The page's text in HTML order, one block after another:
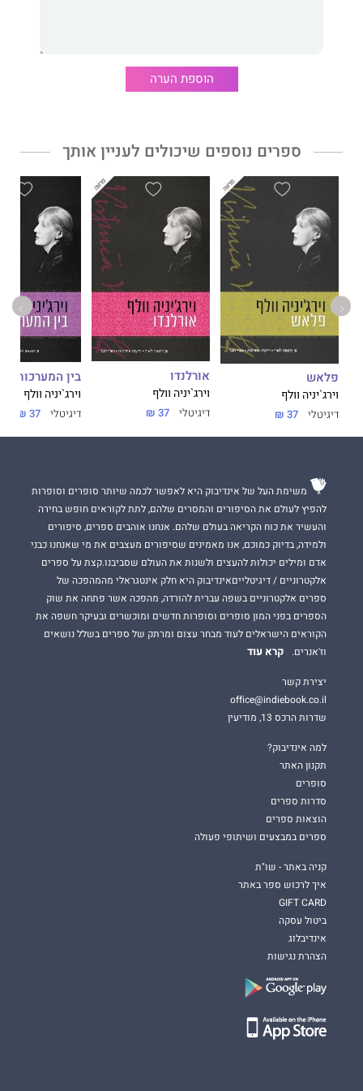
המאה העשרים."
מייקל קנינגהם , מחבר הספר
הוספת הערה
ספרים נוספים שיכולים לעניין אותך
פלאש
וירג`יניה וולף
דיגיטלי 37 ₪
אורלנדו
וירג`יניה וולף
דיגיטלי 37 ₪
בין המערכות
וירג`יניה וולף
דיגיטלי 37 ₪
משימת העל של אינדיבוק היא לאפשר לכמה שיותר סופרים וסופרות
להפיץ לעולם את הסיפורים והמסרים שלהם, לתת לקוראים חופש בחירה
והעשיר את כוח הקריאה בעולם שלהם. אנחנו אוהבים ספרים, סיפורים
ולמידה, בדיוק כמוכם, אנו מאמינים שסיפורים מעצבים את מי שאנחנו כבני
אדם ומילים יכולות להעצים ולשנות את העולם שסביבנו.קצת על ספרים
אלקטרוניים / דיגיטלייםאינדיבוק היא חלק אינטגראלי מהמהפכה של
ספרים אלקטרוניים בשפה עברית להורדה, מהפכה אשר פתחה את שוק
הספרים בפני המון סופרים וסופרות חדשים ומוכשרים ובעיקר חשפה את
הקוראים הישראלים לעוד מבחר עצום ומרתק של ספרים בשלל נושאים
וז'אנרים.
קרא עוד
יצירת קשר
office@indiebook.co.il
שדרות הרכס 13, מודיעין
למה אינדיבוק?
תקנון האתר
סופרים
סדרות ספרים
הוצאות ספרים
ספרים במבצעים ושיתופי פעולה
קניה באתר - שו"ת
איך לרכוש ספר באתר
GIFT CARD
ביטול עסקה
אינדיבלוג
הצהרת נגישות